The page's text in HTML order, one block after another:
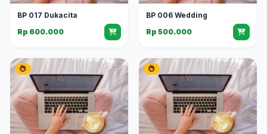
BP 017 Dukacita
Rp 600.000
BP 006 Wedding
Rp 500.000